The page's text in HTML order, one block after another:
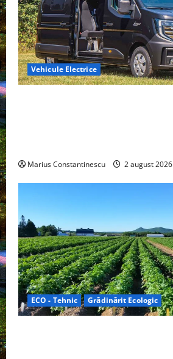
Vehicule Electrice
Marius Constantinescu 2 august 2026
ECO - Tehnic Grădinărit Ecologic